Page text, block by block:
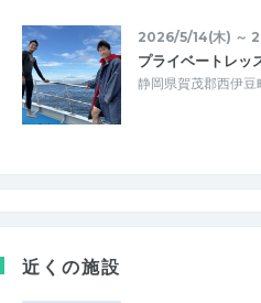
2026/5/14(木) ～
プライベートレッ
静岡県賀茂郡西伊豆
近くの施設